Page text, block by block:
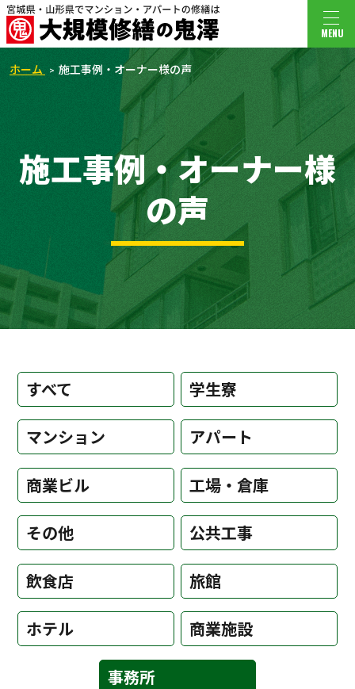
MENU
ホーム 施工事例・オーナー様の声
施工事例・オーナー様
の声
すべて 学生寮
マンション アパート
商業ビル 工場・倉庫
その他 公共工事
飲食店 旅館
ホテル 商業施設
事務所